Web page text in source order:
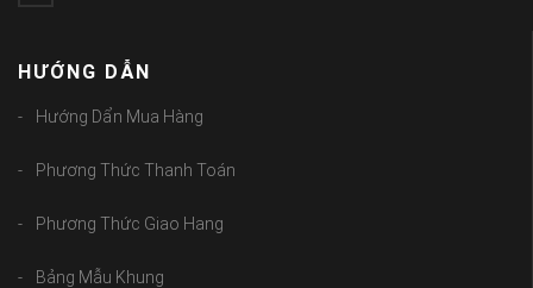
HƯỚNG DẪN
Hướng Dẩn Mua Hàng
Phương Thức Thanh Toán
Phương Thức Giao Hang
Bảng Mẫu Khung